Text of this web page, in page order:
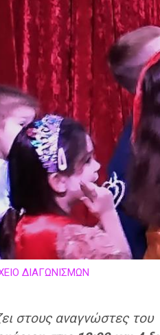
ΔΙΑΓΩΝΙΣΜΩΝ
στους αναγνώστες του